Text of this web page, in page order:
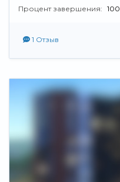
Процент завершения: 100
1 Отзыв